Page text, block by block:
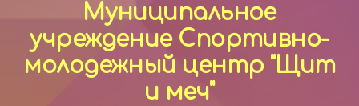
Муниципальное
учреждение Спортивно-
молодежный центр "Щит
и меч"